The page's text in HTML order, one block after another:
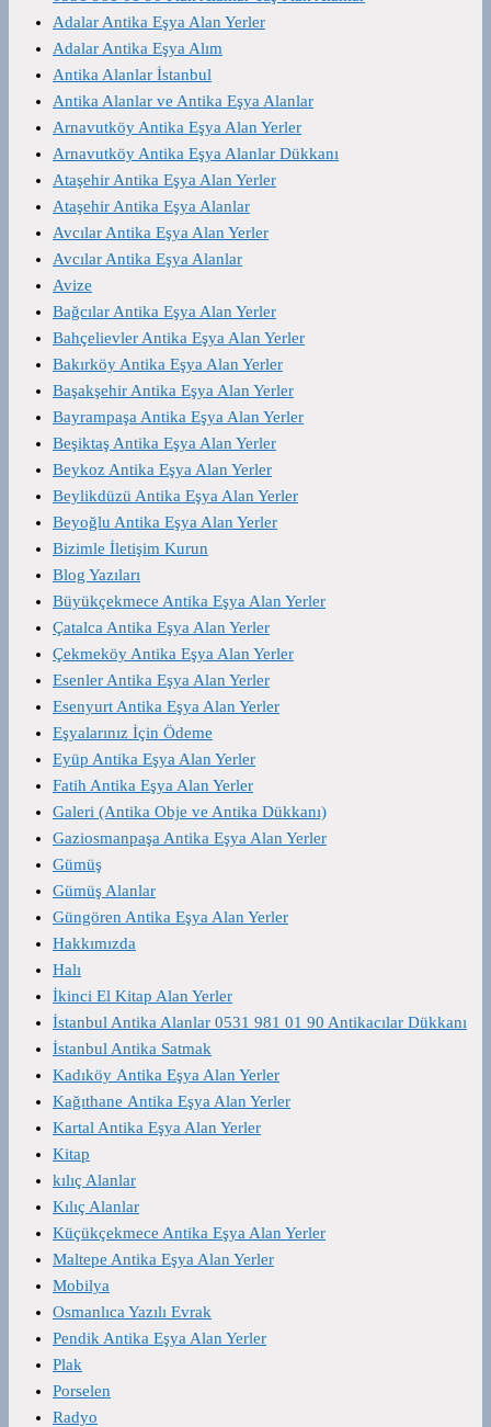
Adalar Antika Eşya Alan Yerler
Adalar Antika Eşya Alım
Antika Alanlar İstanbul
Antika Alanlar ve Antika Eşya Alanlar
Arnavutköy Antika Eşya Alan Yerler
Arnavutköy Antika Eşya Alanlar Dükkanı
Ataşehir Antika Eşya Alan Yerler
Ataşehir Antika Eşya Alanlar
Avcılar Antika Eşya Alan Yerler
Avcılar Antika Eşya Alanlar
Avize
Bağcılar Antika Eşya Alan Yerler
Bahçelievler Antika Eşya Alan Yerler
Bakırköy Antika Eşya Alan Yerler
Başakşehir Antika Eşya Alan Yerler
Bayrampaşa Antika Eşya Alan Yerler
Beşiktaş Antika Eşya Alan Yerler
Beykoz Antika Eşya Alan Yerler
Beylikdüzü Antika Eşya Alan Yerler
Beyoğlu Antika Eşya Alan Yerler
Bizimle İletişim Kurun
Blog Yazıları
Büyükçekmece Antika Eşya Alan Yerler
Çatalca Antika Eşya Alan Yerler
Çekmeköy Antika Eşya Alan Yerler
Esenler Antika Eşya Alan Yerler
Esenyurt Antika Eşya Alan Yerler
Eşyalarınız İçin Ödeme
Eyüp Antika Eşya Alan Yerler
Fatih Antika Eşya Alan Yerler
Galeri (Antika Obje ve Antika Dükkanı)
Gaziosmanpaşa Antika Eşya Alan Yerler
Gümüş
Gümüş Alanlar
Güngören Antika Eşya Alan Yerler
Hakkımızda
Halı
İkinci El Kitap Alan Yerler
İstanbul Antika Alanlar 0531 981 01 90 Antikacılar Dükkanı
İstanbul Antika Satmak
Kadıköy Antika Eşya Alan Yerler
Kağıthane Antika Eşya Alan Yerler
Kartal Antika Eşya Alan Yerler
Kitap
kılıç Alanlar
Kılıç Alanlar
Küçükçekmece Antika Eşya Alan Yerler
Maltepe Antika Eşya Alan Yerler
Mobilya
Osmanlıca Yazılı Evrak
Pendik Antika Eşya Alan Yerler
Plak
Porselen
Radyo